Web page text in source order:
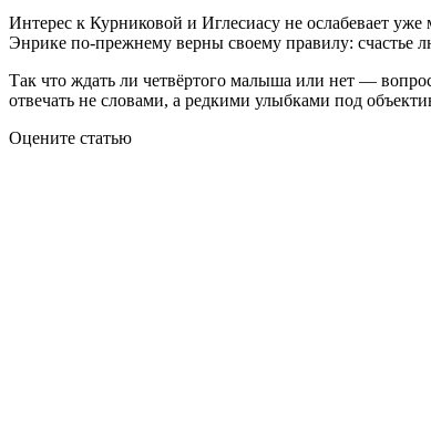
Интерес к Курниковой и Иглесиасу не ослабевает
Энрике по‑прежнему верны своему правилу: счастье
Так что ждать ли четвёртого малыша или нет —
отвечать не словами, а редкими улыбками под
Оцените статью